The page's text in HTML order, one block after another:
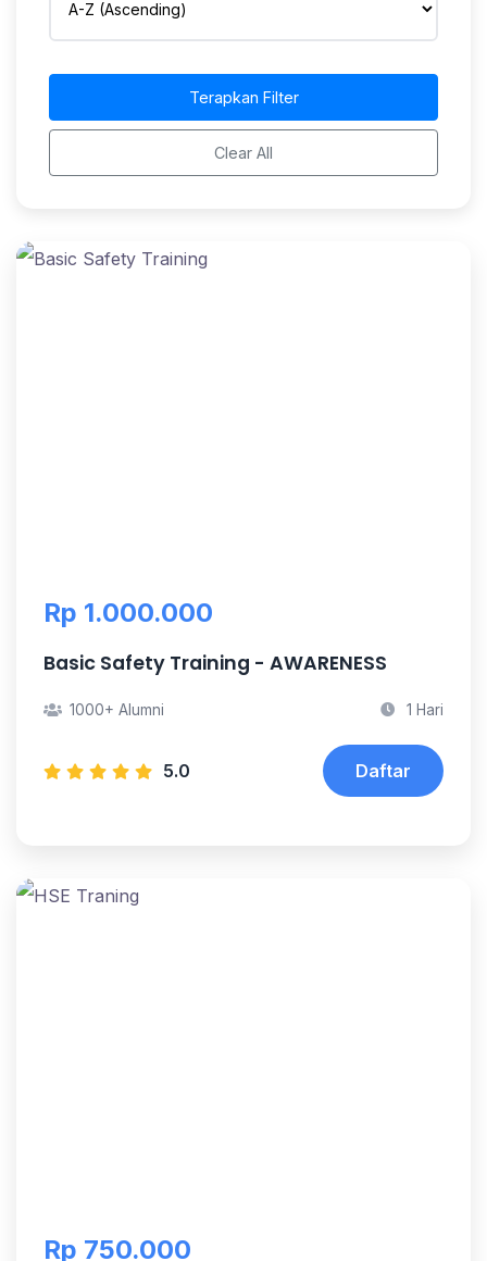
Terapkan Filter
Clear All
Rp 1.000.000
Basic Safety Training - AWARENESS
1000+ Alumni 1 Hari
5.0 Daftar
Rp 750.000